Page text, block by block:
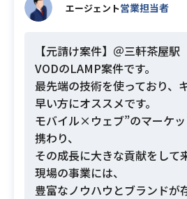
エージェント営業担当者
【元請け案件】＠三軒茶屋駅
VODのLAMP案件です。
最先端の技術を使っており、
早い方にオススメです。
モバイル×ウェブ”のマーケ
携わり、
その成長に大きな貢献をして
現場の事業には、
豊富なノウハウとブランドが